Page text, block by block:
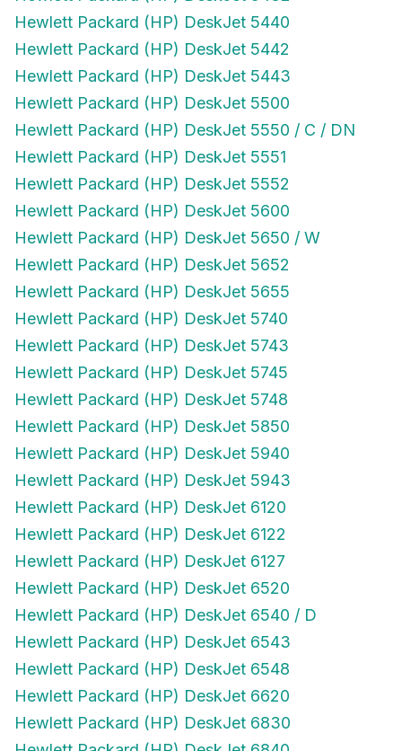
Hewlett Packard (HP) DeskJet 5440
Hewlett Packard (HP) DeskJet 5442
Hewlett Packard (HP) DeskJet 5443
Hewlett Packard (HP) DeskJet 5500
Hewlett Packard (HP) DeskJet 5550 / C / DN
Hewlett Packard (HP) DeskJet 5551
Hewlett Packard (HP) DeskJet 5552
Hewlett Packard (HP) DeskJet 5600
Hewlett Packard (HP) DeskJet 5650 / W
Hewlett Packard (HP) DeskJet 5652
Hewlett Packard (HP) DeskJet 5655
Hewlett Packard (HP) DeskJet 5740
Hewlett Packard (HP) DeskJet 5743
Hewlett Packard (HP) DeskJet 5745
Hewlett Packard (HP) DeskJet 5748
Hewlett Packard (HP) DeskJet 5850
Hewlett Packard (HP) DeskJet 5940
Hewlett Packard (HP) DeskJet 5943
Hewlett Packard (HP) DeskJet 6120
Hewlett Packard (HP) DeskJet 6122
Hewlett Packard (HP) DeskJet 6127
Hewlett Packard (HP) DeskJet 6520
Hewlett Packard (HP) DeskJet 6540 / D
Hewlett Packard (HP) DeskJet 6543
Hewlett Packard (HP) DeskJet 6548
Hewlett Packard (HP) DeskJet 6620
Hewlett Packard (HP) DeskJet 6830